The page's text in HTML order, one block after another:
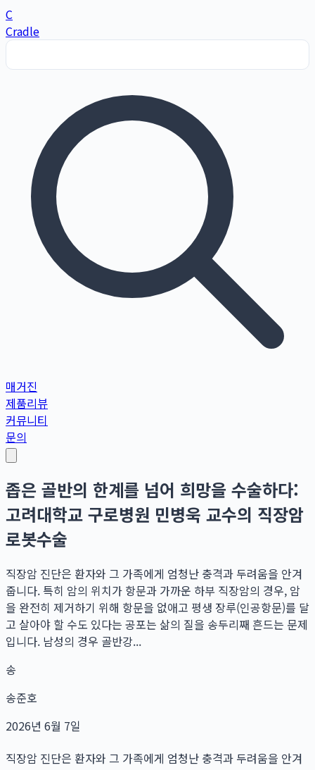
C
Cradle
매거진
제품리뷰
커뮤니티
문의
좁은 골반의 한계를 넘어 희망을 수술하다:
고려대학교 구로병원 민병욱 교수의 직장암
로봇수술
직장암 진단은 환자와 그 가족에게 엄청난 충격과 두려움을 안겨
줍니다. 특히 암의 위치가 항문과 가까운 하부 직장암의 경우, 암
을 완전히 제거하기 위해 항문을 없애고 평생 장루(인공항문)를 달
고 살아야 할 수도 있다는 공포는 삶의 질을 송두리째 흔드는 문제
입니다. 남성의 경우 골반강...
송
송준호
2026년 6월 7일
직장암 진단은 환자와 그 가족에게 엄청난 충격과 두려움을 안겨